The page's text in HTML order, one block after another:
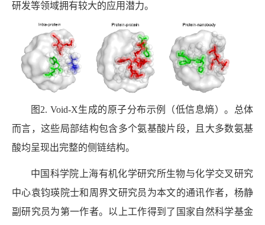
研发等领域拥有较大的应用潜力。
图 2. Void-X生成的原子分布示例（低信息熵）。总体
而言，这些局部结构包含多个氨基酸片段，且大多数氨基
酸均呈现出完整的侧链结构。
中国科学院上海有机化学研究所生物与化学交叉研究
中心袁钧瑛院士和周界文研究员为本文的通讯作者，杨静
副研究员为第一作者。以上工作得到了国家自然科学基金